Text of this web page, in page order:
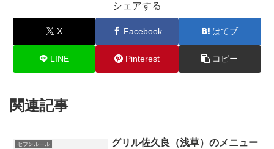
シェアする
X Facebook はてブ
LINE Pinterest コピー
関連記事
セブンルール
グリル佐久良（浅草）のメニュー